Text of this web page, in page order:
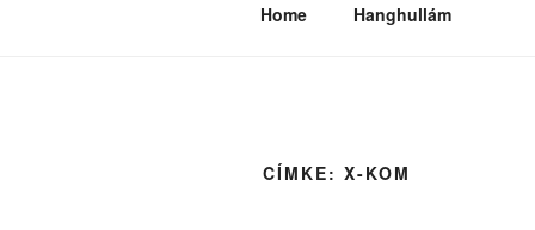
Home Hanghullám
CÍMKE: X-KOM